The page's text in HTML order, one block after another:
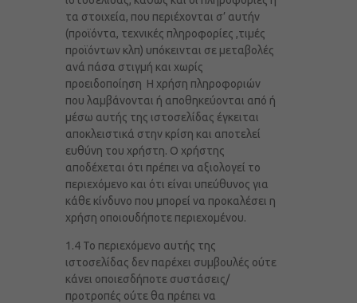
τα στοιχεία, που περιέχονται σ’ αυτήν
(προϊόντα, τεχνικές πληροφορίες ,τιμές
προϊόντων κλπ) υπόκεινται σε μεταβολές
ανά πάσα στιγμή και χωρίς
προειδοποίηση Η χρήση πληροφοριών
που λαμβάνονται ή αποθηκεύονται από ή
μέσω αυτής της ιστοσελίδας έγκειται
αποκλειστικά στην κρίση και αποτελεί
ευθύνη του χρήστη. Ο χρήστης
αποδέχεται ότι πρέπει να αξιολογεί το
περιεχόμενο και ότι είναι υπεύθυνος για
κάθε κίνδυνο που μπορεί να προκαλέσει η
χρήση οποιουδήποτε περιεχομένου.
1.4 Το περιεχόμενο αυτής της
ιστοσελίδας δεν παρέχει συμβουλές ούτε
κάνει οποιεσδήποτε συστάσεις/
προτροπές ούτε θα πρέπει να